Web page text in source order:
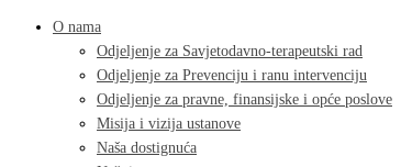
O nama
Odjeljenje za Savjetodavno-terapeutski rad
Odjeljenje za Prevenciju i ranu intervenciju
Odjeljenje za pravne, finansijske i opće poslove
Misija i vizija ustanove
Naša dostignuća